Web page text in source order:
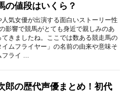
の値段はいくら？
人気女優が出演する面白いストーリー性
影響で競馬がとても身近で親しみのあ
てきましたね。ここでは数ある競走馬の
イムフライヤー」の名前の由来や意味そ
ライ ...
郎の歴代声優まとめ！初代